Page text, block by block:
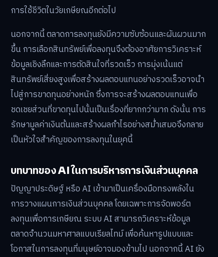
การใช้ชีวิตในวัยเกษียณอีกต่อไป
นอกจากนี้ ตลาดการลงทุนยังมีความซับซ้อนและผันผวนมาก
ขึ้น การเลือกสินทรัพย์เพื่อลงทุนจึงต้องอาศัยการวิเคราะห์
ข้อมูลเชิงลึกและการตัดสินใจที่รวดเร็ว การมุ่งเน้นแต่
สินทรัพย์เสี่ยงสูงเพื่อสร้างผลตอบแทนอย่างรวดเร็วอาจนำ
ไปสู่การขาดทุนอย่างหนัก ซึ่งการจะสร้างผลตอบแทนเพื่อ
ชดเชยส่วนที่ขาดทุนไปนั้นเป็นเรื่องที่ยากกว่ามาก ดังนั้น การ
รักษามูลค่าเงินต้นและสร้างผลกำไรอย่างสม่ำเสมอจึงกลาย
เป็นหัวใจสำคัญของการลงทุนในยุคนี้
บทบาทของ AI ในการบริหารการเงินส่วนบุคคล
ปัญญาประดิษฐ์ หรือ AI เข้ามาเป็นเครื่องมือทรงพลังใน
การวางแผนการเงินส่วนบุคคล โดยเฉพาะการจัดพอร์ต
ลงทุนเพื่อการเกษียณ ระบบ AI สามารถวิเคราะห์ข้อมูล
ตลาดจำนวนมหาศาลแบบเรียลไทม์ เพื่อค้นหารูปแบบและ
โอกาสในการลงทุนที่มนุษย์อาจมองข้ามไป นอกจากนี้ AI ยัง